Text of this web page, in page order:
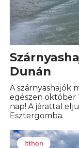
Dunán
A szárnyashajók
egészen október
nap! A járattal
Esztergomba.
Itthon